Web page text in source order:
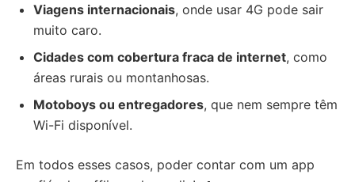
Viagens internacionais, onde usar 4G pode sair
muito caro.
Cidades com cobertura fraca de internet, como
áreas rurais ou montanhosas.
Motoboys ou entregadores, que nem sempre têm
Wi-Fi disponível.
Em todos esses casos, poder contar com um app